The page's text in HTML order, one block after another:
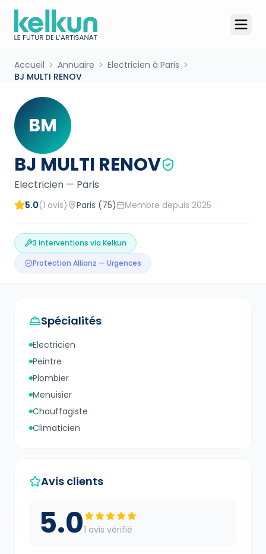
Accueil Annuaire
Electricien à Paris
BJ MULTI RENOV
BM
BJ MULTI RENOV
Electricien — Paris
5.0(1 avis) Paris (75) Membre depuis 2025
3 interventions via Kelkun
Protection Allianz — Urgences
Spécialités
Electricien
Peintre
Plombier
Menuisier
Chauffagiste
Climaticien
Avis clients
5.01 avis vérifié